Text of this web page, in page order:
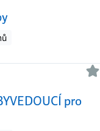
pro